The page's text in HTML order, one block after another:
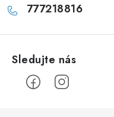
777218816